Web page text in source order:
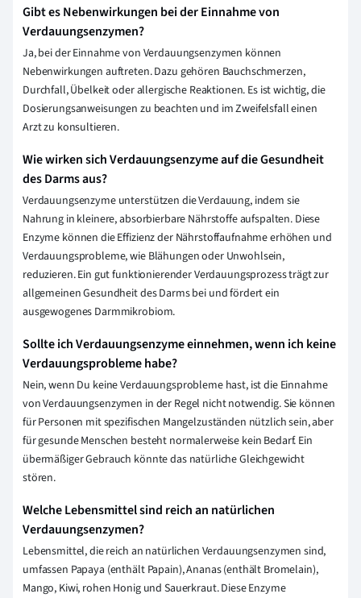
Gibt es Nebenwirkungen bei der Einnahme von
Verdauungsenzymen?
Ja, bei der Einnahme von Verdauungsenzymen können
Nebenwirkungen auftreten. Dazu gehören Bauchschmerzen,
Durchfall, Übelkeit oder allergische Reaktionen. Es ist wichtig, die
Dosierungsanweisungen zu beachten und im Zweifelsfall einen
Arzt zu konsultieren.
Wie wirken sich Verdauungsenzyme auf die Gesundheit
des Darms aus?
Verdauungsenzyme unterstützen die Verdauung, indem sie
Nahrung in kleinere, absorbierbare Nährstoffe aufspalten. Diese
Enzyme können die Effizienz der Nährstoffaufnahme erhöhen und
Verdauungsprobleme, wie Blähungen oder Unwohlsein,
reduzieren. Ein gut funktionierender Verdauungsprozess trägt zur
allgemeinen Gesundheit des Darms bei und fördert ein
ausgewogenes Darmmikrobiom.
Sollte ich Verdauungsenzyme einnehmen, wenn ich keine
Verdauungsprobleme habe?
Nein, wenn Du keine Verdauungsprobleme hast, ist die Einnahme
von Verdauungsenzymen in der Regel nicht notwendig. Sie können
für Personen mit spezifischen Mangelzuständen nützlich sein, aber
für gesunde Menschen besteht normalerweise kein Bedarf. Ein
übermäßiger Gebrauch könnte das natürliche Gleichgewicht
stören.
Welche Lebensmittel sind reich an natürlichen
Verdauungsenzymen?
Lebensmittel, die reich an natürlichen Verdauungsenzymen sind,
umfassen Papaya (enthält Papain), Ananas (enthält Bromelain),
Mango, Kiwi, rohen Honig und Sauerkraut. Diese Enzyme